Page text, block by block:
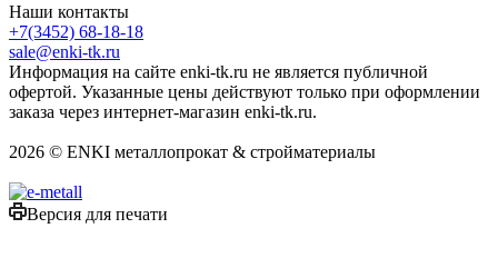
Наши контакты
+7(3452) 68-18-18
sale@enki-tk.ru
Информация на сайте enki-tk.ru не является публичной
офертой. Указанные цены действуют только при оформлении
заказа через интернет-магазин enki-tk.ru.
2026 © ENKI металлопрокат & стройматериалы
Версия для печати